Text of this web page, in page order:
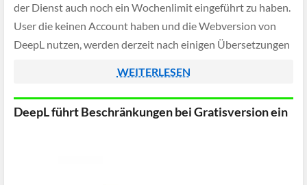
der Dienst auch noch ein Wochenlimit eingeführt zu haben.
User die keinen Account haben und die Webversion von
DeepL nutzen, werden derzeit nach einigen Übersetzungen
entsprechende Informationsmeldung […]
WEITERLESEN
DeepL führt Beschränkungen bei Gratisversion ein